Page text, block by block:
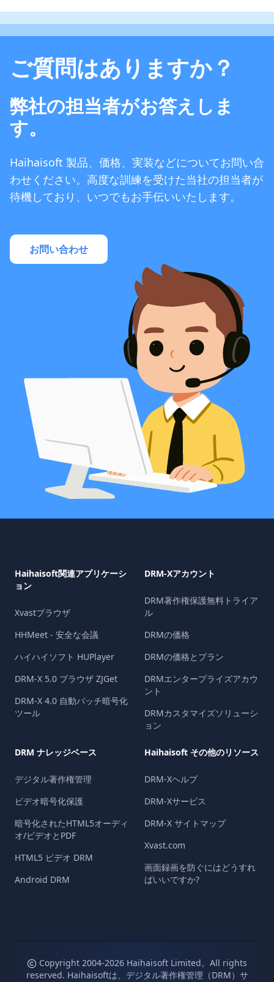
ご質問はありますか？
弊社の担当者がお答えしま
す。
Haihaisoft 製品、価格、実装などについてお問い合
わせください。高度な訓練を受けた当社の担当者が
待機しており、いつでもお手伝いいたします。
お問い合わせ
Haihaisoft関連アプリケーシ
ョン
Xvastブラウザ
HHMeet - 安全な会議
ハイハイソフト HUPlayer
DRM-X 5.0 ブラウザ ZJGet
DRM-X 4.0 自動バッチ暗号化
ツール
DRM-Xアカウント
DRM著作権保護無料トライア
ル
DRMの価格
DRMの価格とプラン
DRMエンタープライズアカウ
ント
DRMカスタマイズソリューシ
ョン
DRM ナレッジベース
デジタル著作権管理
ビデオ暗号化保護
暗号化されたHTML5オーディ
オ/ビデオとPDF
HTML5 ビデオ DRM
Android DRM
Haihaisoft その他のリソース
DRM-Xヘルプ
DRM-Xサービス
DRM-X サイトマップ
Xvast.com
画面録画を防ぐにはどうすれ
ばいいですか?
Copyright 2004-2026 Haihaisoft Limited。All rights
reserved. Haihaisoftは、デジタル著作権管理（DRM）サ